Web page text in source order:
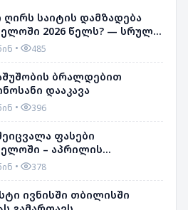
ღირს საიტის დამზადება
2026 წელს? — სრული
485
ბრალდებით
დააკავა
396
ფასები
– აპრილის
378
ივნისში თბილისში